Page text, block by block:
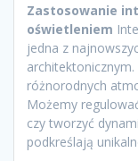
Zastosowanie
oświetleniem
jedna z
różnorodnych
Możemy
czy tworzyć
podkreślają